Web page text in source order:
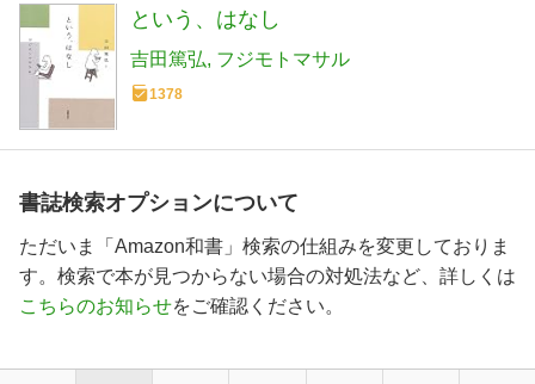
という、はなし
吉田篤弘 フジモトマサル
1378
書誌検索オプションについて
ただいま「Amazon和書」検索の仕組みを変更しておりま
す。検索で本が見つからない場合の対処法など、詳しくは
こちらのお知らせをご確認ください。